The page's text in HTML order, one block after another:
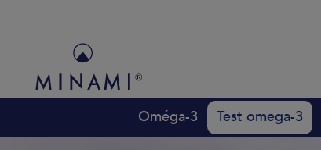
navigation
Oméga-3 Test omega-3